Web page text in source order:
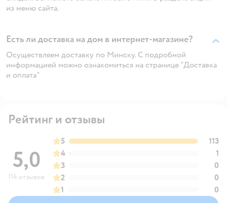
из меню сайта.
Есть ли доставка на дом в интернет-магазине?
Осуществляем доставку по Минску. С подробной
информацией можно ознакомиться на странице "Доставка
и оплата"
Рейтинг и отзывы
5,0
114 отзывов
5
113
4
1
3
0
2
0
1
0